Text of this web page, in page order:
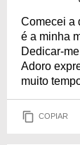
Comecei a
é a minha
Dedicar-
Adoro
muito
COPIAR